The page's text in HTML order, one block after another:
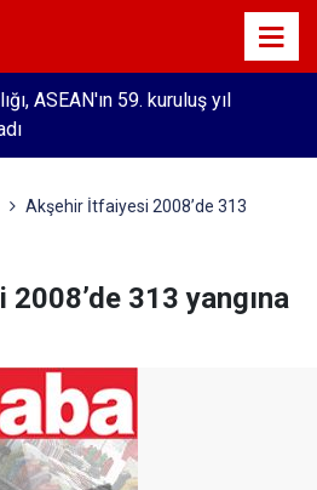
ASEAN'ın 59. kuruluş yıl
Akşehir İtfaiyesi 2008’de 313
313 yangına